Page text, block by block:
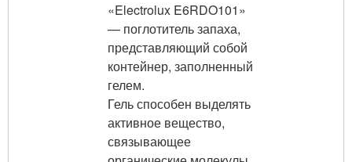
«Electrolux E6RDO101»
— поглотитель запаха,
представляющий собой
контейнер, заполненный
гелем.
Гель способен выделять
активное вещество,
связывающее